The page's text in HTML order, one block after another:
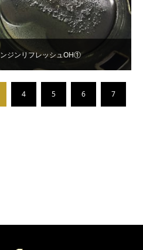
ジンリフレッシュOH①
4 5 6 7